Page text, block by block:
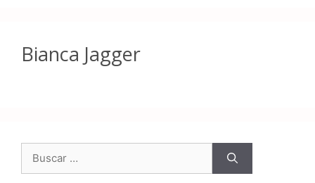
Bianca Jagger